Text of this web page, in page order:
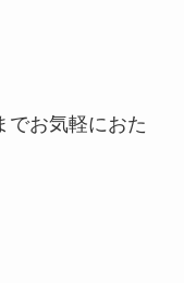
でお気軽におた